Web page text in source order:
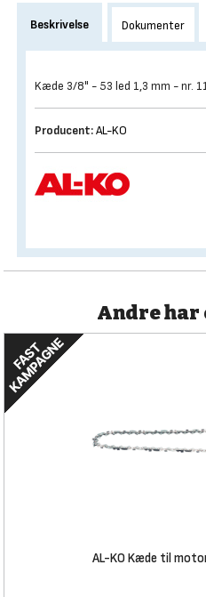
Beskrivelse Dokumenter
Kæde 3/8" - 53 led 1,3 mm - nr.
Producent:AL-KO
Andre har
AL-KO Kæde til